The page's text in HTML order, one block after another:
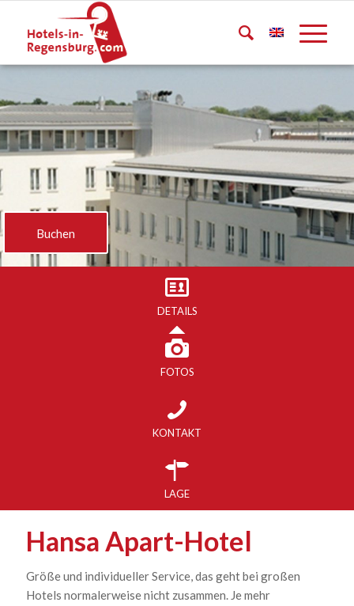
Buchen
DETAILS
FOTOS
KONTAKT
LAGE
Hansa Apart-Hotel
Größe und individueller Service, das geht bei großen
Hotels normalerweise nicht zusammen. Je mehr